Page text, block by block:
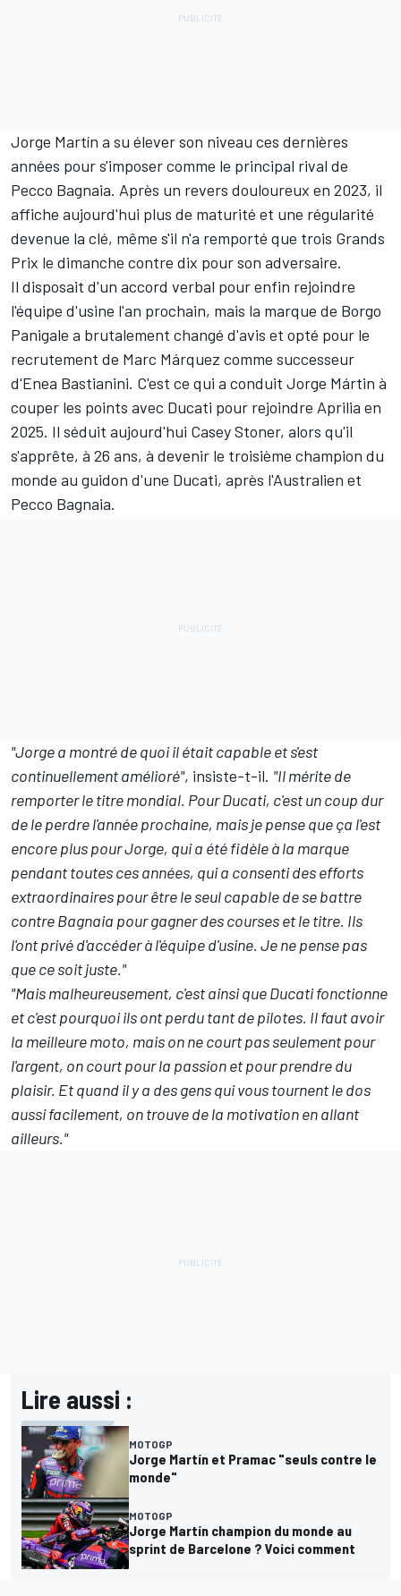
Jorge Martín a su élever son niveau ces dernières
années pour s'imposer comme le principal rival de
Pecco Bagnaia. Après un revers douloureux en 2023, il
affiche aujourd'hui plus de maturité et une régularité
devenue la clé, même s'il n'a remporté que trois Grands
Prix le dimanche contre dix pour son adversaire.
Il disposait d'un accord verbal pour enfin rejoindre
l'équipe d'usine l'an prochain, mais la marque de Borgo
Panigale a brutalement changé d'avis et opté pour le
recrutement de Marc Márquez comme successeur
d'Enea Bastianini. C'est ce qui a conduit Jorge Mártin à
couper les points avec Ducati pour rejoindre Aprilia en
2025. Il séduit aujourd'hui Casey Stoner, alors qu'il
s'apprête, à 26 ans, à devenir le troisième champion du
monde au guidon d'une Ducati, après l'Australien et
Pecco Bagnaia.
"Jorge a montré de quoi il était capable et s'est
continuellement amélioré", insiste-t-il. "Il mérite de
remporter le titre mondial. Pour Ducati, c'est un coup dur
de le perdre l'année prochaine, mais je pense que ça l'est
encore plus pour Jorge, qui a été fidèle à la marque
pendant toutes ces années, qui a consenti des efforts
extraordinaires pour être le seul capable de se battre
contre Bagnaia pour gagner des courses et le titre. Ils
l'ont privé d'accéder à l'équipe d'usine. Je ne pense pas
que ce soit juste."
"Mais malheureusement, c'est ainsi que Ducati fonctionne
et c'est pourquoi ils ont perdu tant de pilotes. Il faut avoir
la meilleure moto, mais on ne court pas seulement pour
l'argent, on court pour la passion et pour prendre du
plaisir. Et quand il y a des gens qui vous tournent le dos
aussi facilement, on trouve de la motivation en allant
ailleurs."
Lire aussi :
MOTOGP
Jorge Martín et Pramac "seuls contre le
monde"
MOTOGP
Jorge Martín champion du monde au
sprint de Barcelone ? Voici comment